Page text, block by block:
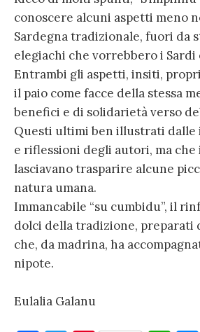
conoscere alcuni aspetti meno
Sardegna tradizionale, fuori da
elegiachi che vorrebbero i
Entrambi gli aspetti, insiti,
il paio come facce della stessa
benefici e di solidarietà verso
Questi ultimi ben illustrati dalle
e riflessioni degli autori, ma
lasciavano trasparire alcune
natura umana.
Immancabile “su cumbidu”, il
dolci della tradizione, preparati
che, da madrina, ha
nipote.
Eulalia Galanu